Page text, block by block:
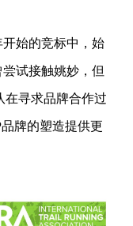
始的竞标中，始
试接触姚妙，但
在寻求品牌合作过
牌的塑造提供更